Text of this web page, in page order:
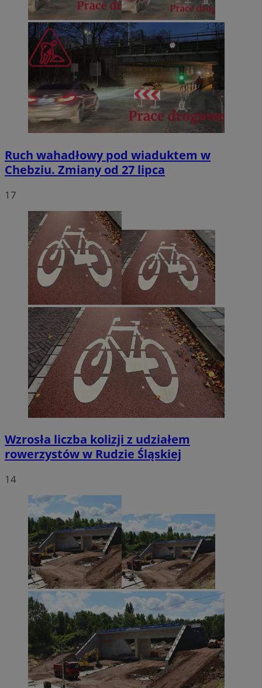
Ruch wahadłowy pod wiaduktem w
Chebziu. Zmiany od 27 lipca
17
Wzrosła liczba kolizji z udziałem
rowerzystów w Rudzie Śląskiej
14